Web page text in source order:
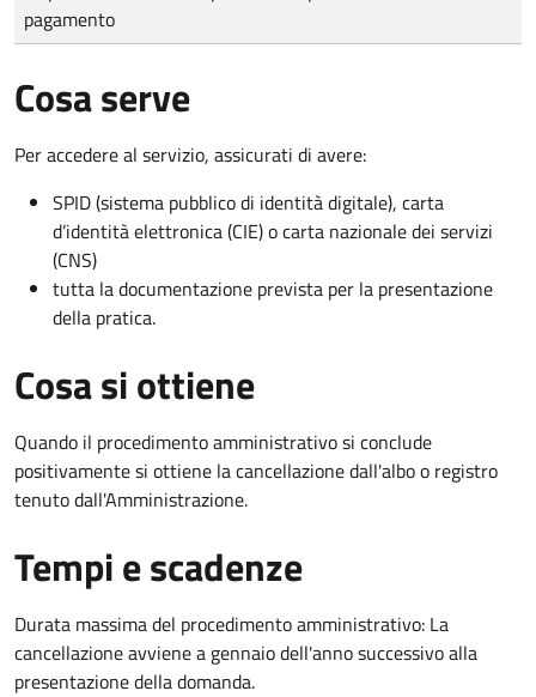
pagamento
Cosa serve
Per accedere al servizio, assicurati di avere:
SPID (sistema pubblico di identità digitale), carta
d’identità elettronica (CIE) o carta nazionale dei servizi
(CNS)
tutta la documentazione prevista per la presentazione
della pratica.
Cosa si ottiene
Quando il procedimento amministrativo si conclude
positivamente si ottiene la cancellazione dall'albo o registro
tenuto dall'Amministrazione.
Tempi e scadenze
Durata massima del procedimento amministrativo: La
cancellazione avviene a gennaio dell'anno successivo alla
presentazione della domanda.